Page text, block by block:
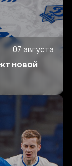
07 августа
новой